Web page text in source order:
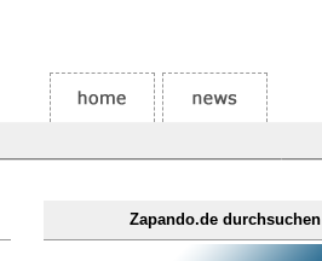
Zapando.de durchsuchen